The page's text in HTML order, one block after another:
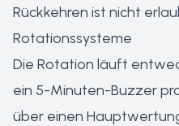
Rückkehren ist nicht
Rotationssysteme
Die Rotation läuft
ein 5-Minuten-Buzzer
über einen